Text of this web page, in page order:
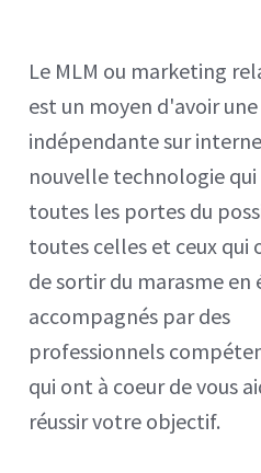
Le MLM ou marketing
est un moyen d'avoir
indépendante sur
nouvelle technologie qui
toutes les portes du
toutes celles et ceux qui
de sortir du marasme en
accompagnés par des
professionnels
qui ont à coeur de vous
réussir votre objectif.